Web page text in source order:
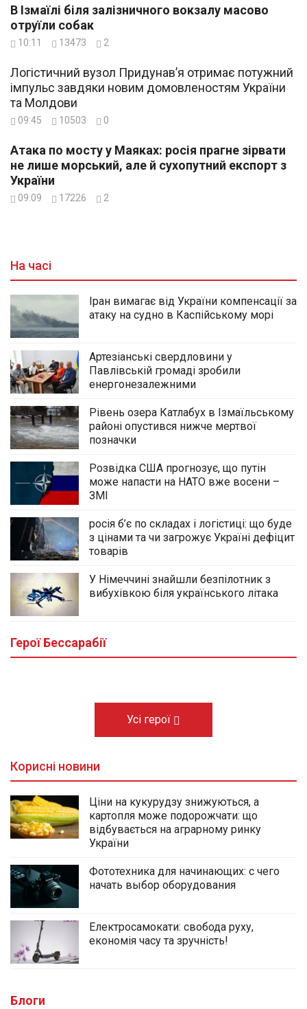
В Ізмаїлі біля залізничного вокзалу масово
отруїли собак
10:11 13473 2
Логістичний вузол Придунав’я отримає потужний
імпульс завдяки новим домовленостям України
та Молдови
09:45 10503 0
Атака по мосту у Маяках: росія прагне зірвати
не лише морський, але й сухопутний експорт з
України
09:09 17226 2
На часі
Іран вимагає від України компенсації за
атаку на судно в Каспійському морі
Артезіанські свердловини у
Павлівській громаді зробили
енергонезалежними
Рівень озера Катлабух в Ізмаїльському
районі опустився нижче мертвої
позначки
Розвідка США прогнозує, що путін
може напасти на НАТО вже восени –
ЗМІ
росія б’є по складах і логістиці: що буде
з цінами та чи загрожує Україні дефіцит
товарів
У Німеччині знайшли безпілотник з
вибухівкою біля українського літака
Герої Бессарабії
Йому назавжди залишилося 32: у
Виноградівці Болградської громади
провели в останню путь морпіха Михайла
Кишлали
10.08.2026
Усі герої
Корисні новини
Ціни на кукурудзу знижуються, а
картопля може подорожчати: що
відбувається на аграрному ринку
України
Фототехника для начинающих: с чего
начать выбор оборудования
Електросамокати: свобода руху,
економія часу та зручність!
Блоги